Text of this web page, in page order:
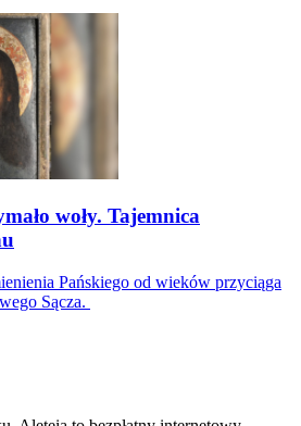
woły. Tajemnica
Pańskiego od wieków przyciąga
Sącza.